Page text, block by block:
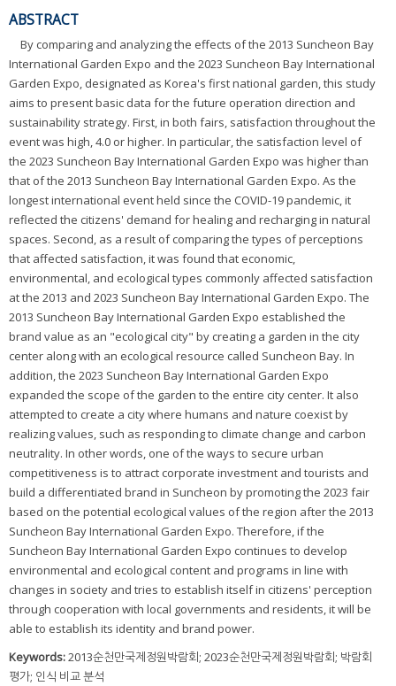
ABSTRACT
By comparing and analyzing the effects of the 2013 Suncheon Bay
International Garden Expo and the 2023 Suncheon Bay International
Garden Expo, designated as Korea's first national garden, this study
aims to present basic data for the future operation direction and
sustainability strategy. First, in both fairs, satisfaction throughout the
event was high, 4.0 or higher. In particular, the satisfaction level of
the 2023 Suncheon Bay International Garden Expo was higher than
that of the 2013 Suncheon Bay International Garden Expo. As the
longest international event held since the COVID-19 pandemic, it
reflected the citizens' demand for healing and recharging in natural
spaces. Second, as a result of comparing the types of perceptions
that affected satisfaction, it was found that economic,
environmental, and ecological types commonly affected satisfaction
at the 2013 and 2023 Suncheon Bay International Garden Expo. The
2013 Suncheon Bay International Garden Expo established the
brand value as an "ecological city" by creating a garden in the city
center along with an ecological resource called Suncheon Bay. In
addition, the 2023 Suncheon Bay International Garden Expo
expanded the scope of the garden to the entire city center. It also
attempted to create a city where humans and nature coexist by
realizing values, such as responding to climate change and carbon
neutrality. In other words, one of the ways to secure urban
competitiveness is to attract corporate investment and tourists and
build a differentiated brand in Suncheon by promoting the 2023 fair
based on the potential ecological values of the region after the 2013
Suncheon Bay International Garden Expo. Therefore, if the
Suncheon Bay International Garden Expo continues to develop
environmental and ecological content and programs in line with
changes in society and tries to establish itself in citizens' perception
through cooperation with local governments and residents, it will be
able to establish its identity and brand power.
Keywords:2013순천만국제정원박람회; 2023순천만국제정원박람회; 박람회
평가; 인식 비교 분석